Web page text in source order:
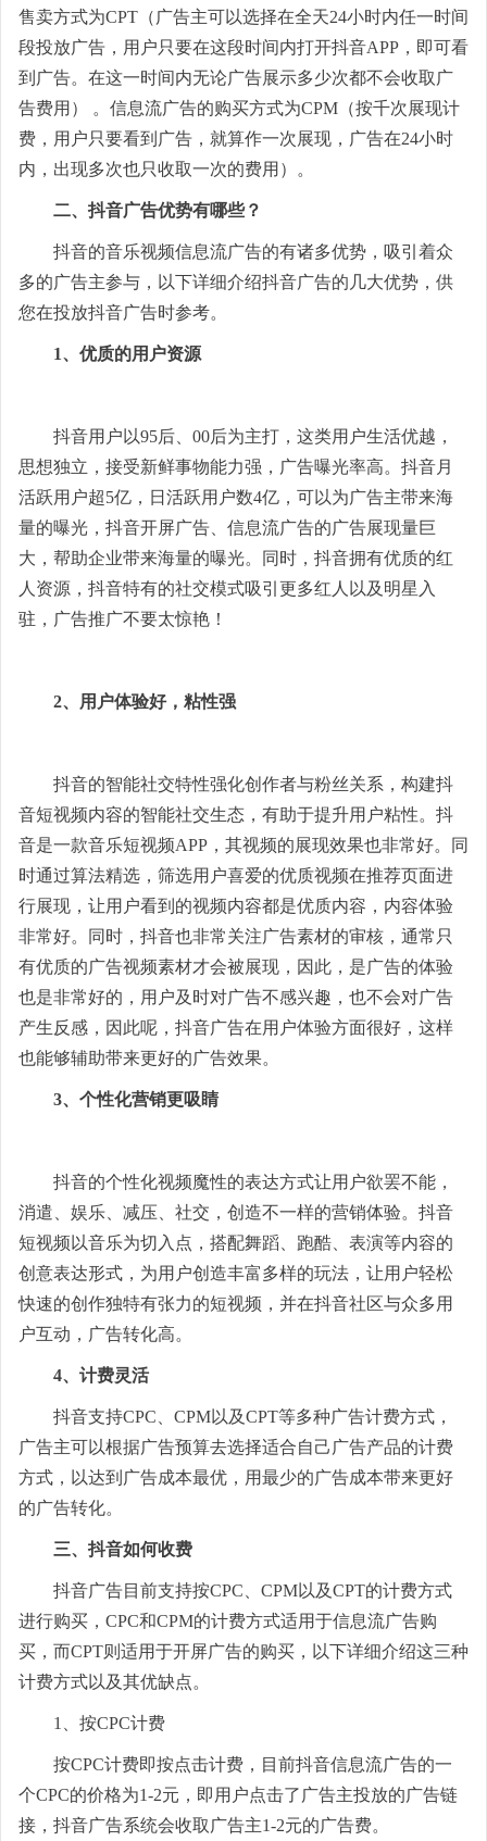
售卖方式为CPT（广告主可以选择在全天24小时内任一时间
段投放广告，用户只要在这段时间内打开抖音APP，即可看
到广告。在这一时间内无论广告展示多少次都不会收取广
告费用） 。信息流广告的购买方式为CPM（按千次展现计
费，用户只要看到广告，就算作一次展现，广告在24小时
内，出现多次也只收取一次的费用）。
二、抖音广告优势有哪些？
抖音的音乐视频信息流广告的有诸多优势，吸引着众
多的广告主参与，以下详细介绍抖音广告的几大优势，供
您在投放抖音广告时参考。
1、优质的用户资源
抖音用户以95后、00后为主打，这类用户生活优越，
思想独立，接受新鲜事物能力强，广告曝光率高。抖音月
活跃用户超5亿，日活跃用户数4亿，可以为广告主带来海
量的曝光，抖音开屏广告、信息流广告的广告展现量巨
大，帮助企业带来海量的曝光。同时，抖音拥有优质的红
人资源，抖音特有的社交模式吸引更多红人以及明星入
驻，广告推广不要太惊艳！
2、用户体验好，粘性强
抖音的智能社交特性强化创作者与粉丝关系，构建抖
音短视频内容的智能社交生态，有助于提升用户粘性。抖
音是一款音乐短视频APP，其视频的展现效果也非常好。同
时通过算法精选，筛选用户喜爱的优质视频在推荐页面进
行展现，让用户看到的视频内容都是优质内容，内容体验
非常好。同时，抖音也非常关注广告素材的审核，通常只
有优质的广告视频素材才会被展现，因此，是广告的体验
也是非常好的，用户及时对广告不感兴趣，也不会对广告
产生反感，因此呢，抖音广告在用户体验方面很好，这样
也能够辅助带来更好的广告效果。
3、个性化营销更吸睛
抖音的个性化视频魔性的表达方式让用户欲罢不能，
消遣、娱乐、减压、社交，创造不一样的营销体验。抖音
短视频以音乐为切入点，搭配舞蹈、跑酷、表演等内容的
创意表达形式，为用户创造丰富多样的玩法，让用户轻松
快速的创作独特有张力的短视频，并在抖音社区与众多用
户互动，广告转化高。
4、计费灵活
抖音支持CPC、CPM以及CPT等多种广告计费方式，
广告主可以根据广告预算去选择适合自己广告产品的计费
方式，以达到广告成本最优，用最少的广告成本带来更好
的广告转化。
三、抖音如何收费
抖音广告目前支持按CPC、CPM以及CPT的计费方式
进行购买，CPC和CPM的计费方式适用于信息流广告购
买，而CPT则适用于开屏广告的购买，以下详细介绍这三种
计费方式以及其优缺点。
1、按CPC计费
按CPC计费即按点击计费，目前抖音信息流广告的一
个CPC的价格为1-2元，即用户点击了广告主投放的广告链
接，抖音广告系统会收取广告主1-2元的广告费。